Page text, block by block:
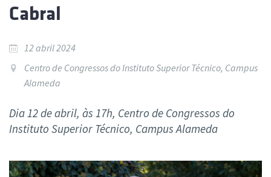
Cabral
12 abril 2024
Centro de Congressos do Instituto Superior Técnico, Campus
Alameda
Dia 12 de abril, às 17h, Centro de Congressos do
Instituto Superior Técnico, Campus Alameda